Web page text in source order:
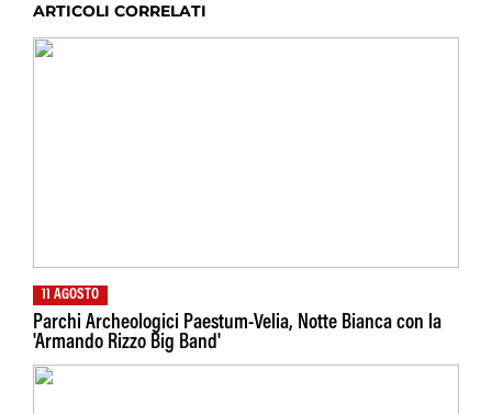
ARTICOLI CORRELATI
11 AGOSTO
Parchi Archeologici Paestum-Velia, Notte Bianca con la
'Armando Rizzo Big Band'